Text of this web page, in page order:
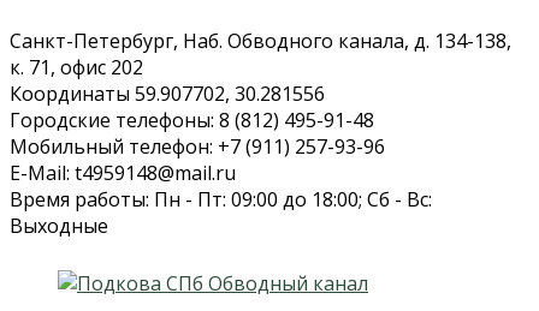
Санкт-Петербург, Наб. Обводного канала, д. 134-138,
к. 71, офис 202
Координаты 59.907702, 30.281556
Городские телефоны: 8 (812) 495-91-48
Мобильный телефон: +7 (911) 257-93-96
E-Mail: t4959148@mail.ru
Время работы: Пн - Пт: 09:00 до 18:00; Сб - Вс:
Выходные